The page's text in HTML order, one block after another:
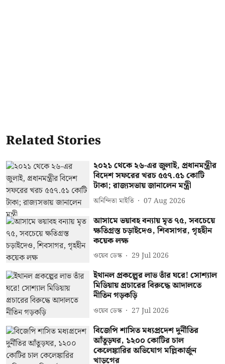
Related Stories
২০২১ থেকে ২৬-এর জুলাই, প্রধানমন্ত্রীর
বিদেশ সফরের খরচ ৫৫৭.৫১ কোটি
টাকা; রাজ্যসভায় জানালেন মন্ত্রী
অনিন্দিতা মাইতি 07 Aug 2026
আসামে ভয়াবহ বন্যায় মৃত ৭৫, সবচেয়ে
ক্ষতিগ্রস্ত চড়াইদেও, শিবসাগর, গৃহহীন
কয়েক লক্ষ
ওয়েব ডেস্ক 29 Jul 2026
ইথানল প্রকল্পের লাভ তাঁর ঘরে! সোশ্যাল
মিডিয়ায় প্রচারের বিরুদ্ধে আদালতে
নীতিন গড়কড়ি
ওয়েব ডেস্ক 27 Jul 2026
বিজেপি শাসিত মধ্যপ্রদেশ দুর্নীতির
আঁতুড়ঘর, ১২০০ কোটির চাল
কেলেঙ্কারির অভিযোগ মল্লিকার্জুন
খাড়গের